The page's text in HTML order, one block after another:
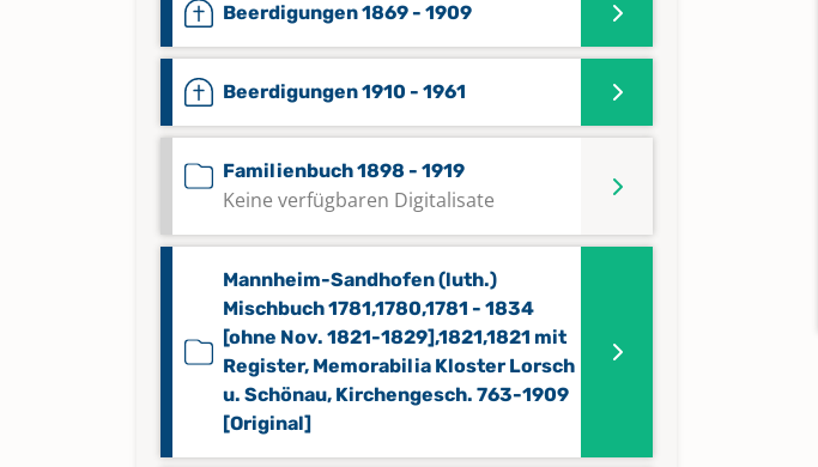
Beerdigungen 1869 - 1909
Beerdigungen 1910 - 1961
Familienbuch 1898 - 1919
Keine verfügbaren Digitalisate
Mannheim-Sandhofen (luth.)
Mischbuch 1781,1780,1781 - 1834
[ohne Nov. 1821-1829],1821,1821 mit
Register, Memorabilia Kloster Lorsch
u. Schönau, Kirchengesch. 763-1909
[Original]